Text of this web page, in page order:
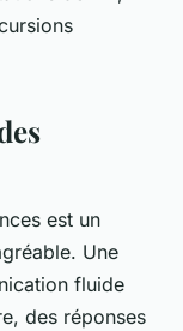
est un
Une
fluide
des réponses